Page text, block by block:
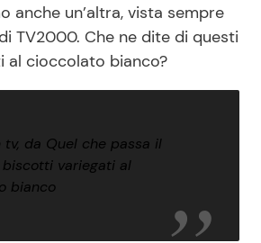
anche un’altra, vista sempre
TV2000. Che ne dite di questi
al cioccolato bianco?
tv, da Quel che passa il
biscotti variegati al
bianco